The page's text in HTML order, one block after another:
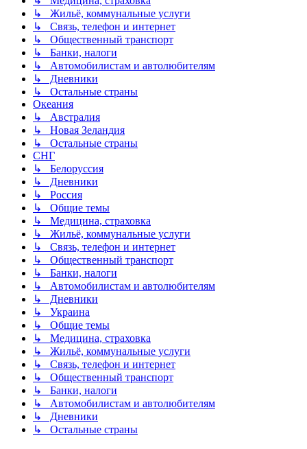
↳ Жильё, коммунальные услуги
↳ Связь, телефон и интернет
↳ Общественный транспорт
↳ Банки, налоги
↳ Автомобилистам и автолюбителям
↳ Дневники
↳ Остальные страны
Океания
↳ Австралия
↳ Новая Зеландия
↳ Остальные страны
СНГ
↳ Белоруссия
↳ Дневники
↳ Россия
↳ Общие темы
↳ Медицина, страховка
↳ Жильё, коммунальные услуги
↳ Связь, телефон и интернет
↳ Общественный транспорт
↳ Банки, налоги
↳ Автомобилистам и автолюбителям
↳ Дневники
↳ Украина
↳ Общие темы
↳ Медицина, страховка
↳ Жильё, коммунальные услуги
↳ Связь, телефон и интернет
↳ Общественный транспорт
↳ Банки, налоги
↳ Автомобилистам и автолюбителям
↳ Дневники
↳ Остальные страны